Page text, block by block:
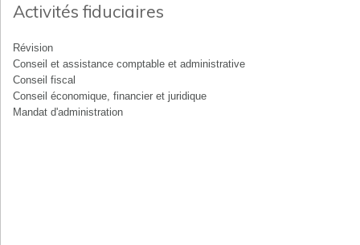
Activités fiduciaires
Révision
Conseil et assistance comptable et administrative
Conseil fiscal
Conseil économique, financier et juridique
Mandat d'administration